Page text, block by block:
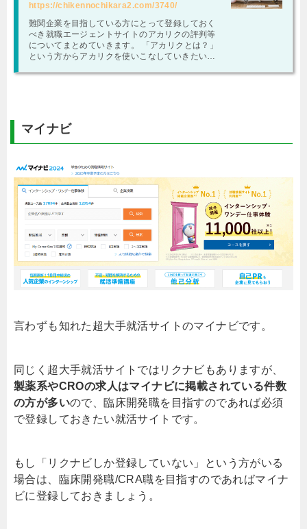
https://chikennochikara2.com/3740/
難関企業を目指している方にとって登録しておく
べき就職エージェントサイトのアカリクの評判等
についてまとめていきます。 「アカリクとは？」
という方からアカリクを使いこなしていきたい方
マイナビ
言わずも知れた超大手就活サイトのマイナビです。
同じく超大手就活サイトではリクナビもありますが、
製薬系やCROの求人はマイナビに掲載されている件数
の方が多いので、臨床開発職を目指すのであれば必須
で登録しておきたい就活サイトです。
もし「リクナビしか登録していない」という方がいる
場合は、臨床開発職/CRA職を目指すのであればマイナ
ビに登録しておきましょう。